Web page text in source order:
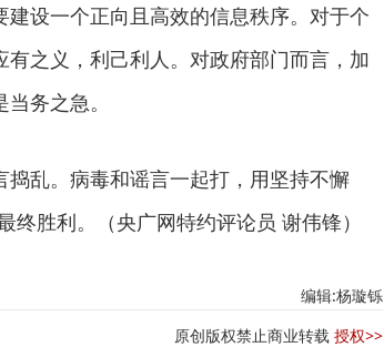
设一个正向且高效的信息秩序。对于个
之义，利己利人。对政府部门而言，加
务之急。
乱。病毒和谣言一起打，用坚持不懈
终胜利。（央广网特约评论员 谢伟锋）
编辑:杨璇铄
原创版权禁止商业转载 授权>>